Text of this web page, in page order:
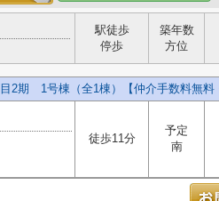
駅徒歩
停歩
築年数
方位
2期 1号棟（全1棟）【仲介手数料無料
徒歩11分
予定
南